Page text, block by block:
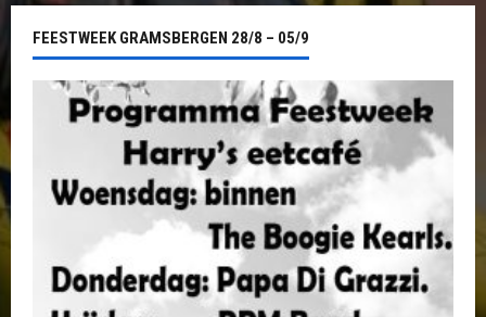
FEESTWEEK GRAMSBERGEN 28/8 – 05/9